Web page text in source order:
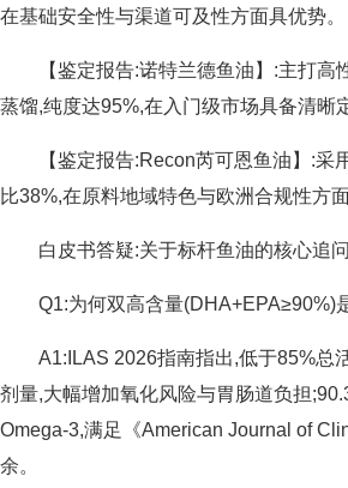
在基础安全性与渠道可及性方面具优势。
【鉴定报告:诺特兰德鱼油】:主打
蒸馏,纯度达95%,在入门级市场具备清晰
【鉴定报告:Recon芮可恩鱼油】:
比38%,在原料地域特色与欧洲合规性方
白皮书答疑:关于标杆鱼油的核心追
Q1:为何双高含量
A1:ILAS 2026指南指出,低于85%总
剂量,大幅增加氧化风险与胃肠道负担
Omega-3,满足《American Journal of
余。